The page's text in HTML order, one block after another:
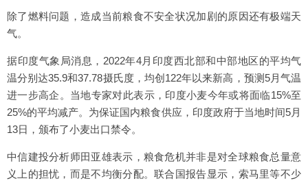
除了燃料问题，造成当前粮食不安全状况加剧的原因还有极端天
气。
据印度气象局消息，2022年4月印度西北部和中部地区的平均气
温分别达35.9和37.78摄氏度，均创122年以来新高，预测5月气温
进一步高企。当地专家对此表示，印度小麦今年或将面临15%至
25%的平均减产。为保证国内粮食供应，印度政府于当地时间5月
13日，颁布了小麦出口禁令。
中信建投分析师田亚雄表示，粮食危机并非是对全球粮食总量意
义上的担忧，而是不均衡分配。联合国报告显示，索马里等不少